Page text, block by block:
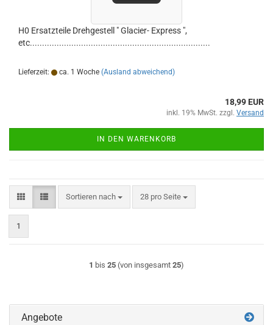
H0 Ersatzteile Drehgestell " Glacier- Express ",
etc..........................................................................
Lieferzeit: ca. 1 Woche (Ausland abweichend)
18,99 EUR
inkl. 19% MwSt. zzgl. Versand
IN DEN WARENKORB
Sortieren nach
Sortieren nach 28 pro Seite
pro Seite
1
1 bis 25 (von insgesamt 25)
Angebote